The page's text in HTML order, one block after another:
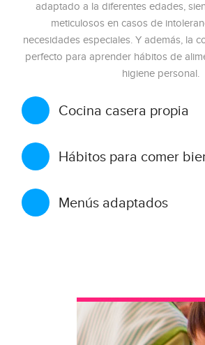
adaptado a la diferentes edades,
meticulosos en casos de
necesidades especiales. Y además, la
perfecto para aprender hábitos de
higiene personal.
Cocina casera propia
Hábitos para comer
Menús adaptados